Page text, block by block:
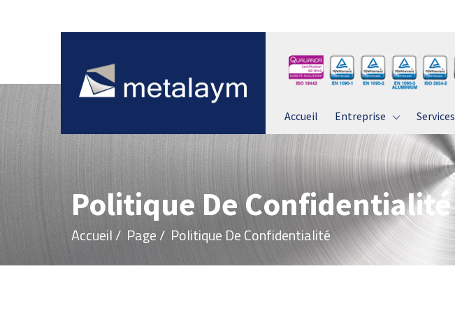
Accueil Entreprise Services
Politique De Confidentialité
Accueil/ Page/ Politique De Confidentialité